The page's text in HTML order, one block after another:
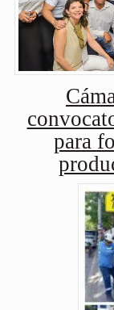
para